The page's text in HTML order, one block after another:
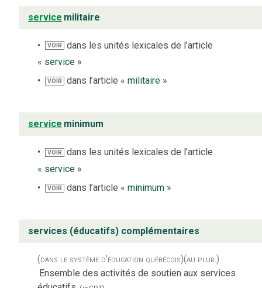
service militaire
VOIR
dans les unités lexicales de l’article
« service »
VOIR dans l’article «militaire »
service minimum
VOIR
dans les unités lexicales de l’article
« service »
VOIR dans l’article «minimum »
services (éducatifs) complémentaires
(dans le système d’éducation québécois)(au plur.)
Ensemble des activités de soutien aux services